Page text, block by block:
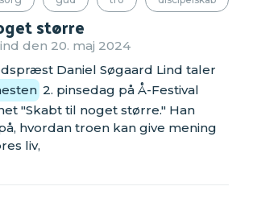
større
den 20. maj 2024
Daniel Søgaard Lind taler
2. pinsedag på Å-Festival
"Skabt til noget større." Han
hvordan troen kan give mening
liv,